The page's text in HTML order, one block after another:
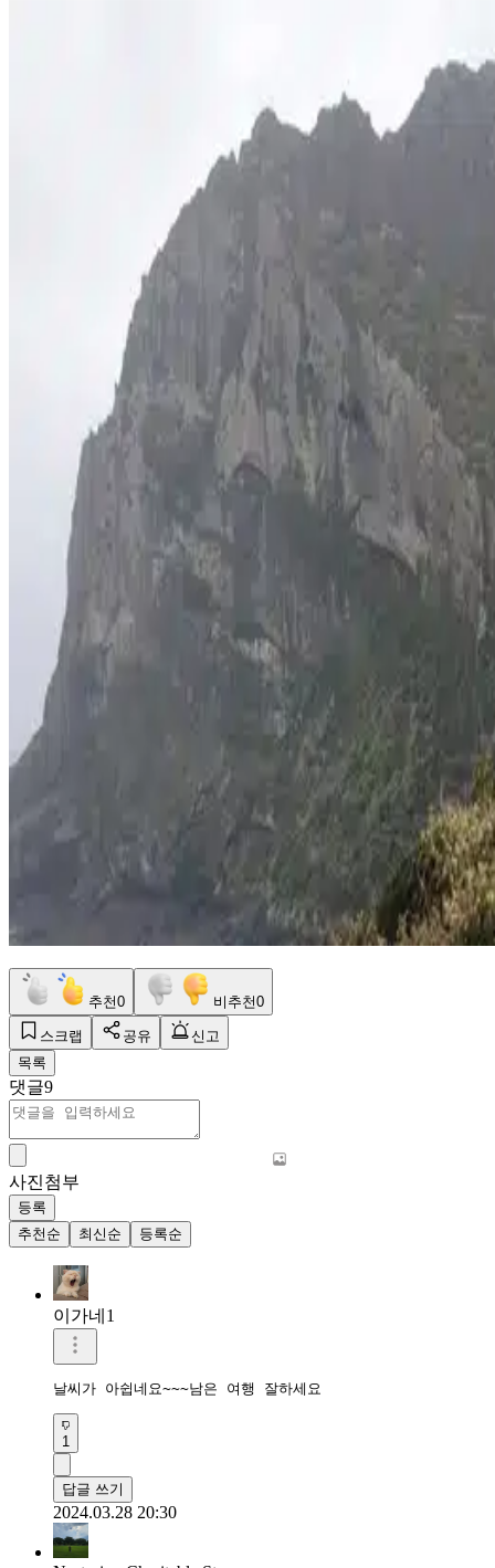
추천0 비추천0
스크랩 공유
신고
목록
댓글9
사진첨부
등록
추천순
최신순 등록순
이가네1
날씨가 아쉽네요~~~남은 여행 잘하세요
1
답글 쓰기
2024.03.28 20:30